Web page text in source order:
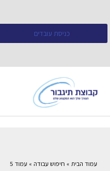
כניסת עובדים
עמוד הבית » חיפוש עבודה » עמוד 5